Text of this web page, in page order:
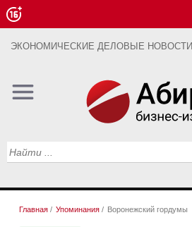
ЭКОНОМИЧЕСКИЕ ДЕЛОВЫЕ НОВОСТИ
Главная / Упоминания / Воронежский гордумы